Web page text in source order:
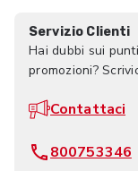
Servizio Clienti
Hai dubbi sui
promozioni?
Contattaci
800753346